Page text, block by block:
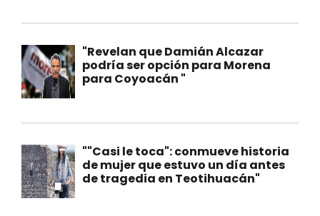
"Revelan que Damián Alcazar
podría ser opción para Morena
para Coyoacán "
""Casi le toca": conmueve historia
de mujer que estuvo un día antes
de tragedia en Teotihuacán"